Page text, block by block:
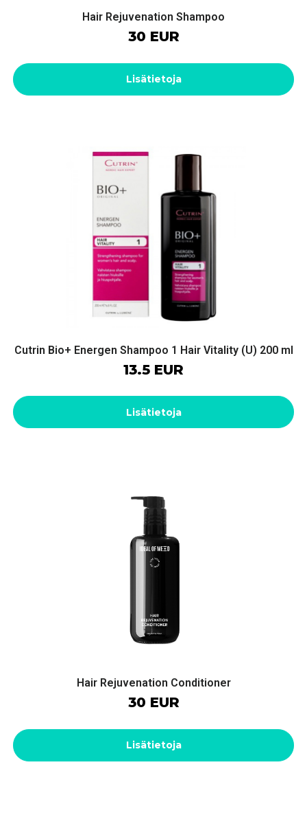
Hair Rejuvenation Shampoo
30 EUR
Lisätietoja
Cutrin Bio+ Energen Shampoo 1 Hair Vitality (U) 200 ml
13.5 EUR
Lisätietoja
Hair Rejuvenation Conditioner
30 EUR
Lisätietoja